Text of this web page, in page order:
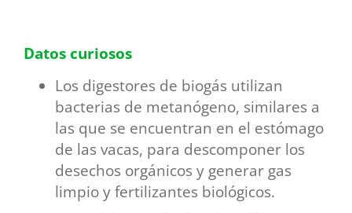
Datos curiosos
Los digestores de biogás utilizan
bacterias de metanógeno, similares a
las que se encuentran en el estómago
de las vacas, para descomponer los
desechos orgánicos y generar gas
limpio y fertilizantes biológicos.